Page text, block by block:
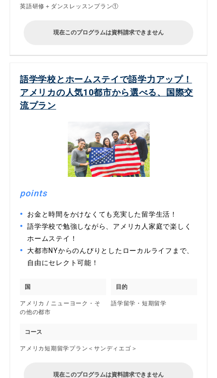
英語研修＋ダンスレッスンプラン①
現在このプログラムは資料請求できません
語学学校とホームステイで語学力アップ！
アメリカの人気10都市から選べる、国際交
流プラン
points
お金と時間をかけなくても充実した留学生活！
語学学校で勉強しながら、アメリカ人家庭で楽しく
ホームステイ！
大都市NYからのんびりとしたローカルライフまで、
自由にセレクト可能！
国
アメリカ / ニューヨーク・そ
の他の都市
目的
語学留学・短期留学
コース
アメリカ短期留学プラン＜サンディエゴ＞
現在このプログラムは資料請求できません